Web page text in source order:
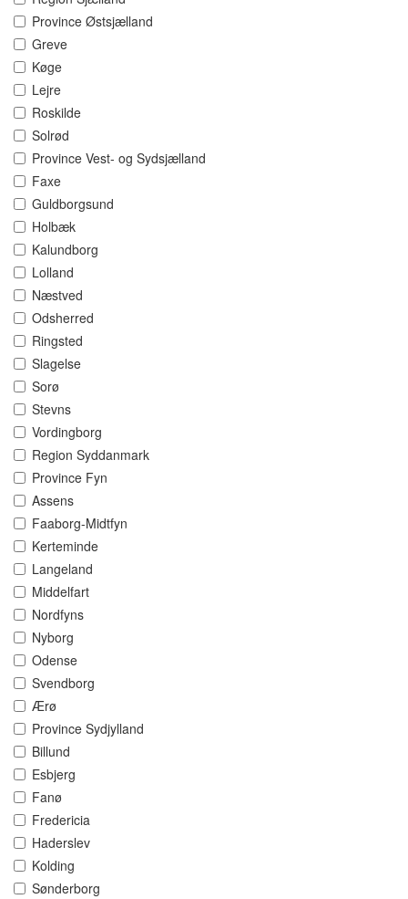
Province Østsjælland
Greve
Køge
Lejre
Roskilde
Solrød
Province Vest- og Sydsjælland
Faxe
Guldborgsund
Holbæk
Kalundborg
Lolland
Næstved
Odsherred
Ringsted
Slagelse
Sorø
Stevns
Vordingborg
Region Syddanmark
Province Fyn
Assens
Faaborg-Midtfyn
Kerteminde
Langeland
Middelfart
Nordfyns
Nyborg
Odense
Svendborg
Ærø
Province Sydjylland
Billund
Esbjerg
Fanø
Fredericia
Haderslev
Kolding
Sønderborg